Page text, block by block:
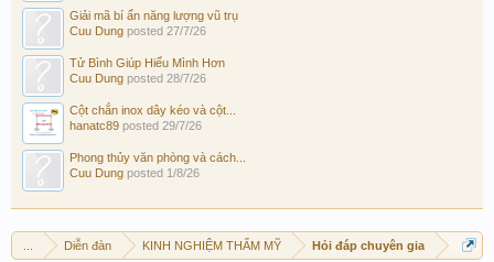
Giải mã bí ẩn năng lượng vũ trụ
Cuu Dung posted 27/7/26
Tử Bình Giúp Hiểu Mình Hơn
Cuu Dung posted 28/7/26
Cột chắn inox dây kéo và cột...
hanatc89 posted 29/7/26
Phong thủy văn phòng và cách...
Cuu Dung posted 1/8/26
Diễn đàn KINH NGHIỆM THẨM MỸ Hỏi đáp chuyên gia